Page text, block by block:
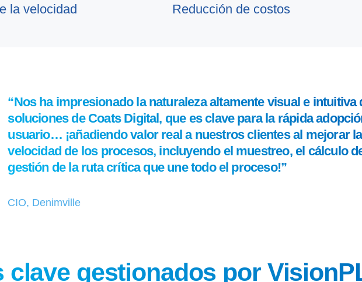
la velocidad Reducción de costos
“Nos ha impresionado la naturaleza altamente visual e intuitiva
soluciones de Coats Digital, que es clave para la rápida
usuario… ¡añadiendo valor real a nuestros clientes al mejorar
velocidad de los procesos, incluyendo el muestreo, el cálculo
gestión de la ruta crítica que une todo el proceso!”
CIO, Denimville
clave gestionados por